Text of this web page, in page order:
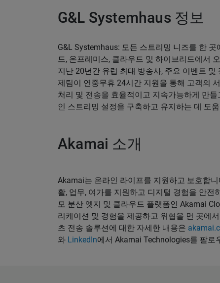
G&L Systemhaus 정보
G&L Systemhaus: 모든 스트리밍 니즈를 한
드, 온프레미스, 클라우드 및 하이브리드에서
지난 20년간 유럽 최대 방송사, 주요 이벤트
제팀이 연중무휴 24시간 지원을 통해 고객의
처리 및 전송을 효율적이고 지속가능하게 만
인 스트리밍 설정을 구축하고 유지하는 데 도
Akamai 소개
Akamai는 온라인 라이프를 지원하고 보호합
활, 업무, 여가를 지원하고 디지털 경험을 안
모 분산 엣지 및 클라우드 플랫폼인 Akamai
리케이션 및 경험을 제공하고 위협을 먼 곳에
츠 전송 솔루션에 대한 자세한 내용은
와 LinkedIn에서 Akamai Technologies를 팔로